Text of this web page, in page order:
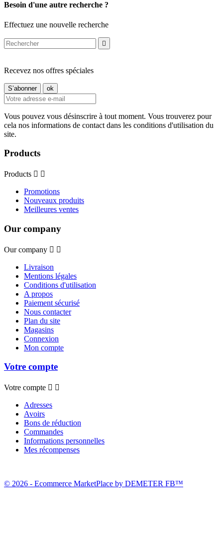
Besoin d'une autre recherche ?
Effectuez une nouvelle recherche

Recevez nos offres spéciales
Vous pouvez vous désinscrire à tout moment. Vous trouverez pour
cela nos informations de contact dans les conditions d'utilisation du
site.
Products
Products  
Promotions
Nouveaux produits
Meilleures ventes
Our company
Our company  
Livraison
Mentions légales
Conditions d'utilisation
A propos
Paiement sécurisé
Nous contacter
Plan du site
Magasins
Connexion
Mon compte
Votre compte
Votre compte  
Adresses
Avoirs
Bons de réduction
Commandes
Informations personnelles
Mes récompenses
© 2026 - Ecommerce MarketPlace by DEMETER FB™